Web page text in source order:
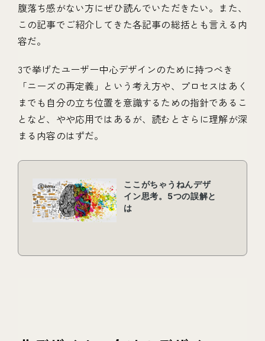
腹落ち感がない方にぜひ読んでいただきたい。また、
この記事でご紹介してきた各記事の総括とも言える内
容だ。
3で挙げたユーザー中心デザインのために持つべき
「ニーズの再定義」という考え方や、プロセスはあく
までも自分の立ち位置を意識するための指針であるこ
となど、やや応用ではあるが、読むとさらに理解が深
まる内容のはずだ。